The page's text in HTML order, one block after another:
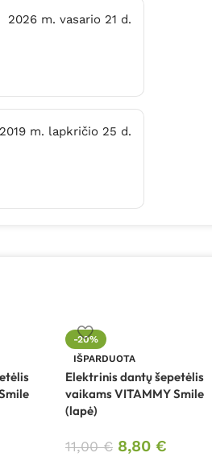
2026 m. vasario 21 d.
2019 m. lapkričio 25 d.
-20%
IŠPARDUOTA
Elektrinis dantų šepetėlis
vaikams VITAMMY Smile
(lapė)
11,00€ 8,80 €